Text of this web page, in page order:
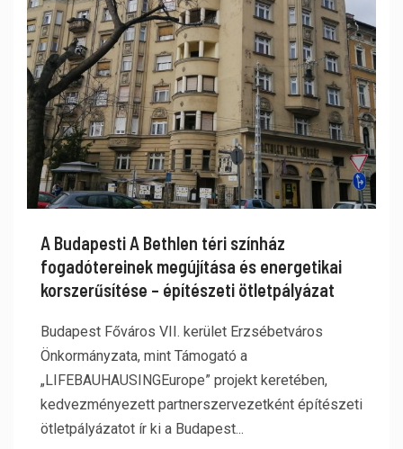
A Budapesti A Bethlen téri színház
fogadótereinek megújítása és energetikai
korszerűsítése – építészeti ötletpályázat
Budapest Főváros VII. kerület Erzsébetváros
Önkormányzata, mint Támogató a
„LIFEBAUHAUSINGEurope” projekt keretében,
kedvezményezett partnerszervezetként építészeti
ötletpályázatot ír ki a Budapest...